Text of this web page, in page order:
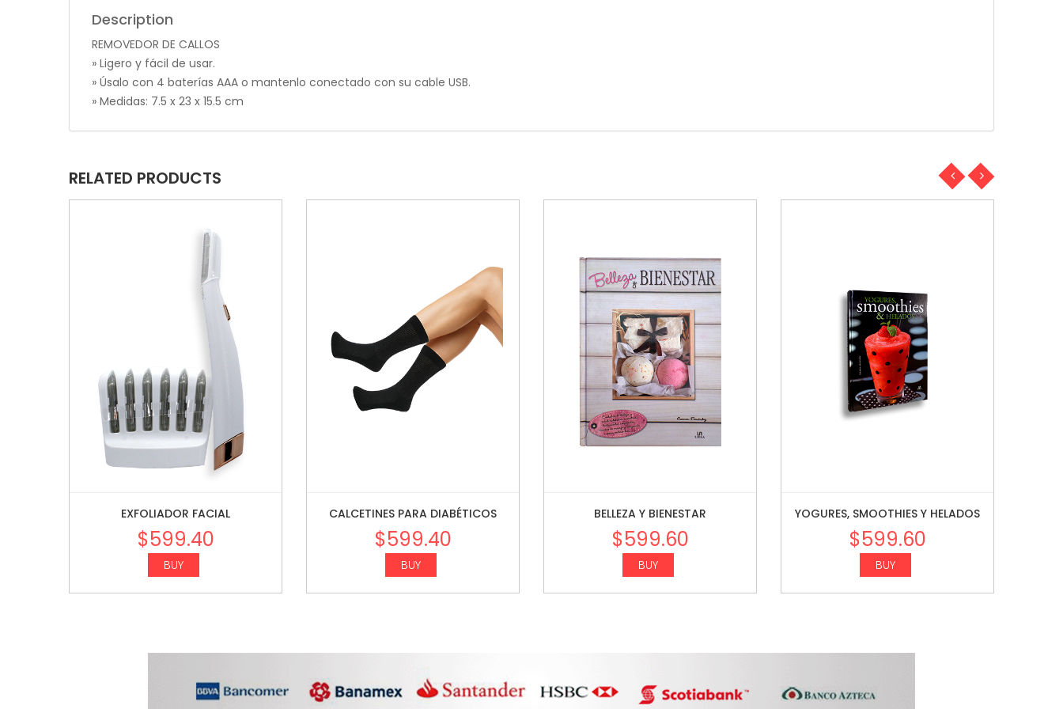
Description
REMOVEDOR DE CALLOS
» Ligero y fácil de usar.
» Úsalo con 4 baterías AAA o mantenlo conectado con su cable USB.
» Medidas: 7.5 x 23 x 15.5 cm
RELATED PRODUCTS
EXFOLIADOR FACIAL
$599.40
BUY
CALCETINES PARA DIABÉTICOS
$599.40
BUY
BELLEZA Y BIENESTAR
$599.60
BUY
YOGURES, SMOOTHIES Y HELADOS
$599.60
BUY